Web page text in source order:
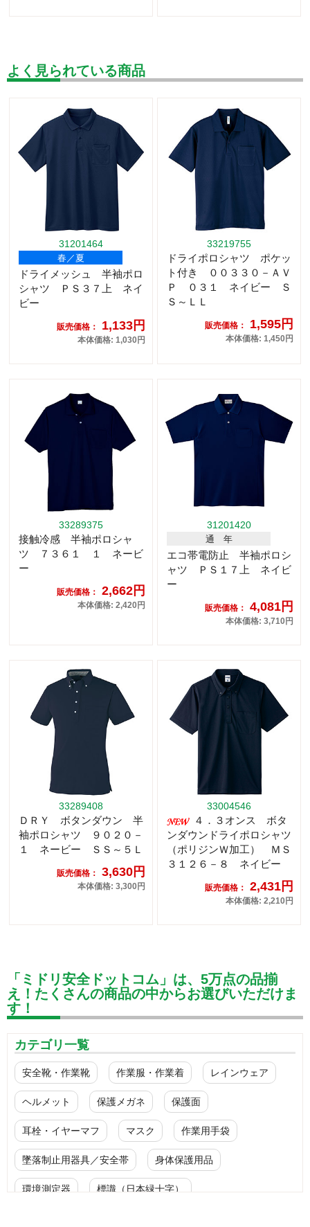
よく見られている商品
31201464
春／夏
ドライメッシュ 半袖ポロ
シャツ ＰＳ３７上 ネイ
ビー
販売価格： 1,133円
本体価格: 1,030円
33219755
ドライポロシャツ ポケッ
ト付き ００３３０－ＡＶ
Ｐ ０３１ ネイビー Ｓ
Ｓ～ＬＬ
販売価格： 1,595円
本体価格: 1,450円
33289375
接触冷感 半袖ポロシャ
ツ ７３６１ １ ネービ
ー
販売価格： 2,662円
本体価格: 2,420円
31201420
通 年
エコ帯電防止 半袖ポロシ
ャツ ＰＳ１７上 ネイビ
ー
販売価格： 4,081円
本体価格: 3,710円
33289408
ＤＲＹ ボタンダウン 半
袖ポロシャツ ９０２０－
１ ネービー ＳＳ～５Ｌ
販売価格： 3,630円
本体価格: 3,300円
33004546
４．３オンス ボタ
ンダウンドライポロシャツ
（ポリジンＷ加工） ＭＳ
３１２６－８ ネイビー
販売価格： 2,431円
本体価格: 2,210円
「ミドリ安全ドットコム」は、5万点の品揃
え！たくさんの商品の中からお選びいただけま
す！
カテゴリ一覧
安全靴・作業靴 作業服・作業着 レインウェア
ヘルメット 保護メガネ 保護面
耳栓・イヤーマフ マスク 作業用手袋
墜落制止用器具／安全帯 身体保護用品
環境測定器 標識（日本緑十字）